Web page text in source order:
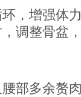
，增强体
调整骨盆
部多余赘